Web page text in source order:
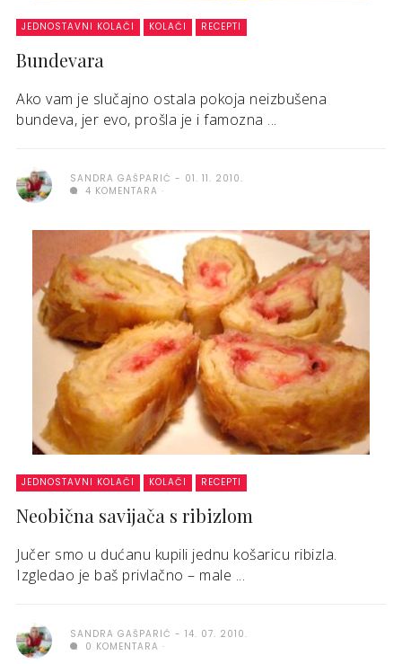
JEDNOSTAVNI KOLAČI KOLAČI RECEPTI
Bundevara
Ako vam je slučajno ostala pokoja neizbušena
bundeva, jer evo, prošla je i famozna ...
SANDRA GAŠPARIĆ
01. 11. 2010.
4 KOMENTARA
JEDNOSTAVNI KOLAČI KOLAČI RECEPTI
Neobična savijača s ribizlom
Jučer smo u dućanu kupili jednu košaricu ribizla.
Izgledao je baš privlačno – male ...
SANDRA GAŠPARIĆ
14. 07. 2010.
0 KOMENTARA